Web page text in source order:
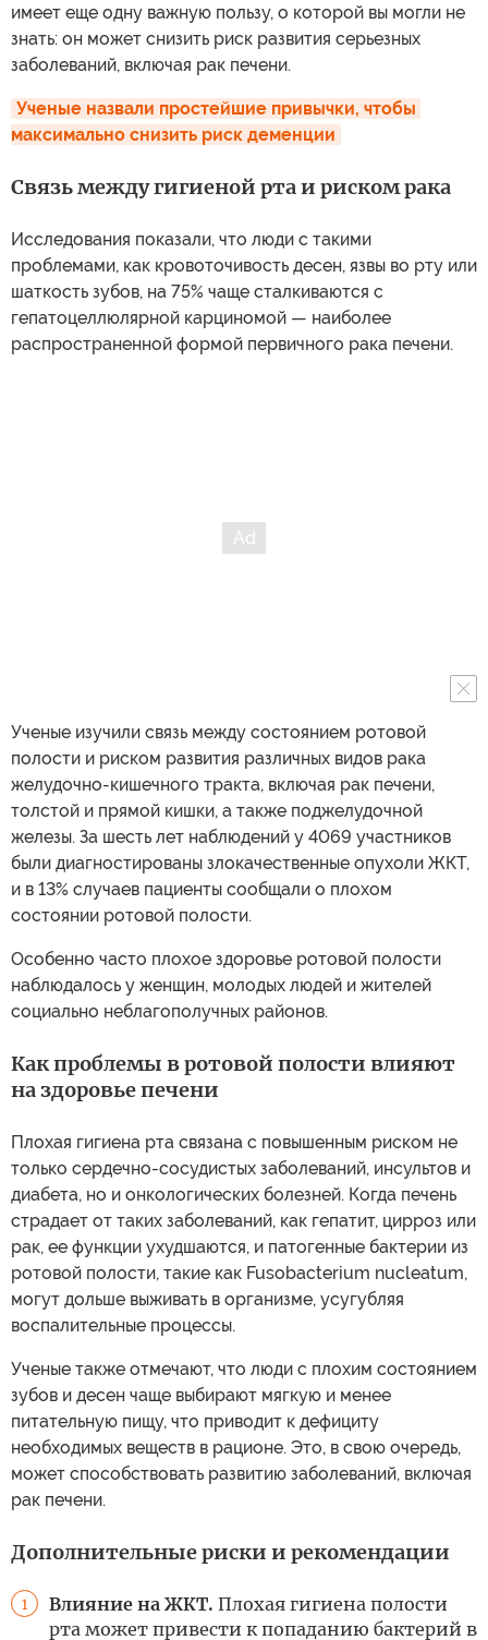
имеет еще одну важную пользу, о которой вы могли не
знать: он может снизить риск развития серьезных
заболеваний, включая рак печени.
Ученые назвали простейшие привычки, чтобы
максимально снизить риск деменции
Связь между гигиеной рта и риском рака
Исследования показали, что люди с такими
проблемами, как кровоточивость десен, язвы во рту или
шаткость зубов, на 75% чаще сталкиваются с
гепатоцеллюлярной карциномой — наиболее
распространенной формой первичного рака печени.
Ученые изучили связь между состоянием ротовой
полости и риском развития различных видов рака
желудочно-кишечного тракта, включая рак печени,
толстой и прямой кишки, а также поджелудочной
железы. За шесть лет наблюдений у 4069 участников
были диагностированы злокачественные опухоли ЖКТ,
и в 13% случаев пациенты сообщали о плохом
состоянии ротовой полости.
Особенно часто плохое здоровье ротовой полости
наблюдалось у женщин, молодых людей и жителей
социально неблагополучных районов.
Как проблемы в ротовой полости влияют
на здоровье печени
Плохая гигиена рта связана с повышенным риском не
только сердечно-сосудистых заболеваний, инсультов и
диабета, но и онкологических болезней. Когда печень
страдает от таких заболеваний, как гепатит, цирроз или
рак, ее функции ухудшаются, и патогенные бактерии из
ротовой полости, такие как Fusobacterium nucleatum,
могут дольше выживать в организме, усугубляя
воспалительные процессы.
Ученые также отмечают, что люди с плохим состоянием
зубов и десен чаще выбирают мягкую и менее
питательную пищу, что приводит к дефициту
необходимых веществ в рационе. Это, в свою очередь,
может способствовать развитию заболеваний, включая
рак печени.
Дополнительные риски и рекомендации
1 Влияние на ЖКТ. Плохая гигиена полости
рта может привести к попаданию бактерий в